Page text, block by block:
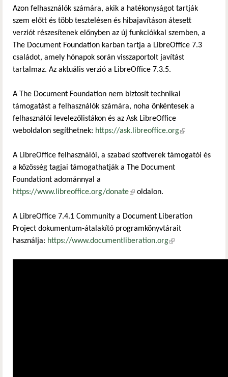
Azon felhasználók számára, akik a hatékonyságot tartják
szem előtt és több tesztelésen és hibajavításon átesett
verziót részesítenek előnyben az új funkciókkal szemben, a
The Document Foundation karban tartja a LibreOffice 7.3
családot, amely hónapok során visszaportolt javítást
tartalmaz. Az aktuális verzió a LibreOffice 7.3.5.
A The Document Foundation nem biztosít technikai
támogatást a felhasználók számára, noha önkéntesek a
felhasználói levelezőlistákon és az Ask LibreOffice
weboldalon segíthetnek: https://ask.libreoffice.org(külső
A LibreOffice felhasználói, a szabad szoftverek támogatói és
a közösség tagjai támogathatják a The Document
Foundationt adománnyal a
https://www.libreoffice.org/donate(külső hivatkozás)
oldalon.
A LibreOffice 7.4.1 Community a Document Liberation
Project dokumentum-átalakító programkönyvtárait
használja: https://www.documentliberation.org(külső hivatkozás)